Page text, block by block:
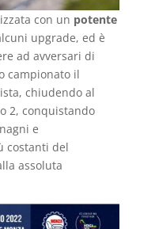
con un potente
upgrade, ed è
ad avversari di
campionato il
chiudendo al
2, conquistando
e
costanti del
assoluta